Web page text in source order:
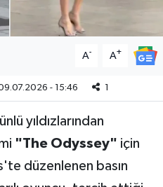
A- A+
- 15:46 1
yıldızlarından
"The Odyssey" için
düzenlenen basın